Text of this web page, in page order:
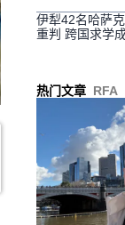
伊犁42名哈萨
重判 跨国求
热门文章 RFA